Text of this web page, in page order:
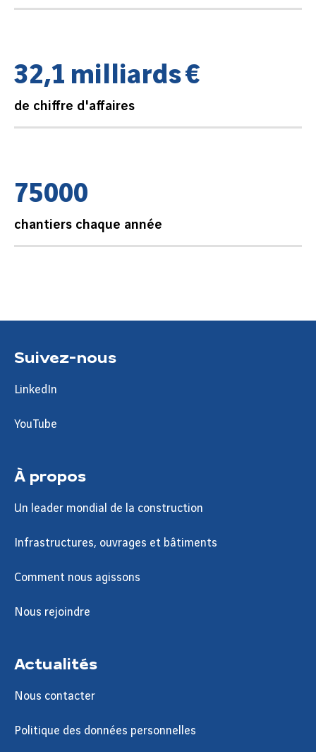
32,1 milliards€
de chiffre d'affaires
75000
chantiers chaque année
Suivez-nous
LinkedIn
YouTube
À propos
Un leader mondial de la construction
Infrastructures, ouvrages et bâtiments
Comment nous agissons
Nous rejoindre
Actualités
Nous contacter
Politique des données personnelles